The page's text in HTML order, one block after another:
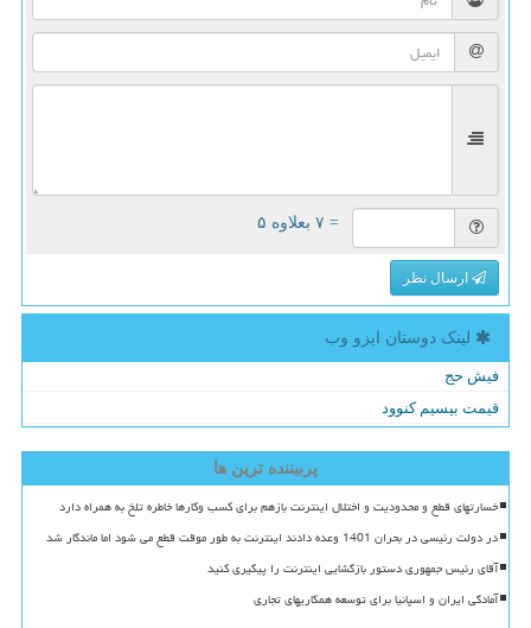
= ۷ بعلاوه ۵
ارسال نظر
لینک دوستان ایزو وب
فیش حج
قیمت بیسیم کنوود
پربیننده ترین ها
خسارتهای قطع و محدودیت و اختلال اینترنت بازهم برای کسب وکارها خاطره تلخ به همراه دارد
در دولت رئیسی در بحران 1401 وعده دادند اینترنت به طور موقت قطع می شود اما ماندگار شد
آقای رئیس جمهوری دستور بازگشایی اینترنت را پیگیری کنید
آمادگی ایران و اسپانیا برای توسعه همکاریهای تجاری